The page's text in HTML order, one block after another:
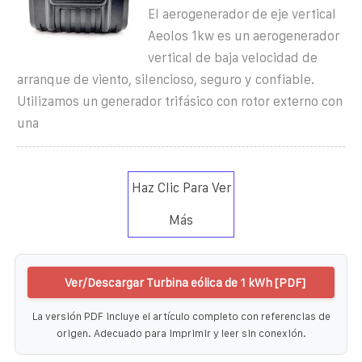
El aerogenerador de eje vertical
Aeolos 1kw es un aerogenerador
vertical de baja velocidad de
arranque de viento, silencioso, seguro y confiable.
Utilizamos un generador trifásico con rotor externo con
una
Haz Clic Para Ver
Más
Ver/Descargar Turbina eólica de 1 kWh [PDF]
La versión PDF incluye el artículo completo con referencias de
origen. Adecuado para imprimir y leer sin conexión.